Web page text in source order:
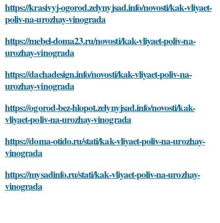
https://krasivyj-ogorod.zelynyjsad.info/novosti/kak-vliyaet-
poliv-na-urozhay-vinograda
https://mebel-doma23.ru/novosti/kak-vliyaet-poliv-na-
urozhay-vinograda
https://dachadesign.info/novosti/kak-vliyaet-poliv-na-
urozhay-vinograda
https://ogorod-bez-hlopot.zelynyjsad.info/novosti/kak-
vliyaet-poliv-na-urozhay-vinograda
https://doma-otido.ru/stati/kak-vliyaet-poliv-na-urozhay-
vinograda
https://mysadinfo.ru/stati/kak-vliyaet-poliv-na-urozhay-
vinograda